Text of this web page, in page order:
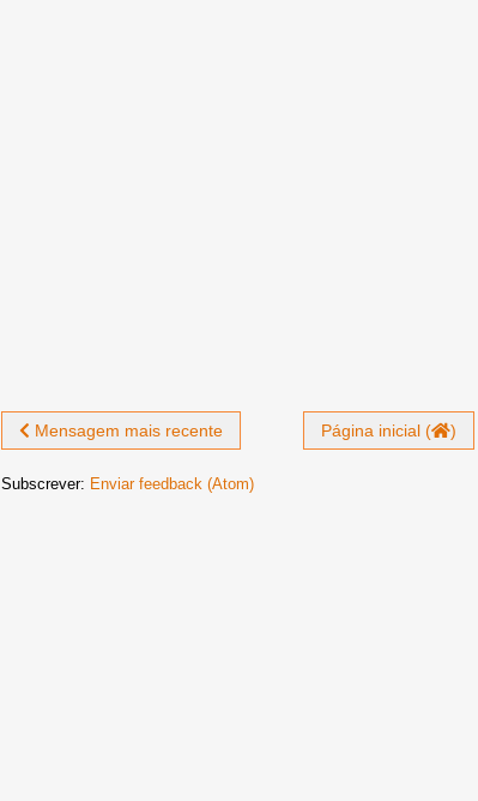
Mensagem mais recente Página inicial ( )
Subscrever: Enviar feedback (Atom)